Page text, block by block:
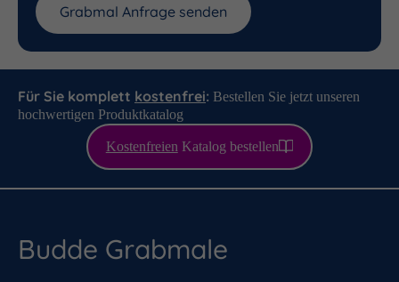
Für Sie komplett kostenfrei: Bestellen Sie jetzt unseren
hochwertigen Produktkatalog
Kostenfreien Katalog bestellen
Budde Grabmale